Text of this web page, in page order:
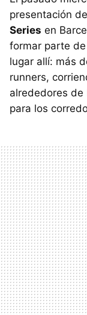
presentación
Series en
formar parte
lugar allí: más
runners,
alrededores de
para los